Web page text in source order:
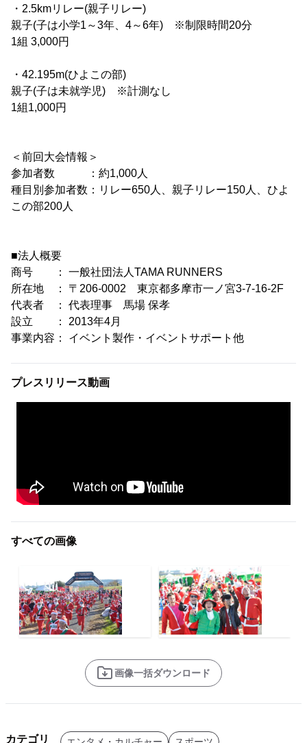
・2.5kmリレー(親子リレー)
親子(子は小学1～3年、4～6年) ※制限時間20分
1組 3,000円
・42.195m(ひよこの部)
親子(子は未就学児) ※計測なし
1組1,000円
＜前回大会情報＞
参加者数 ：約1,000人
種目別参加者数：リレー650人、親子リレー150人、ひよ
この部200人
■法人概要
商号 ： 一般社団法人TAMA RUNNERS
所在地 ： 〒206-0002 東京都多摩市一ノ宮3-7-16-2F
代表者 ： 代表理事 馬場 保孝
設立 ： 2013年4月
事業内容： イベント製作・イベントサポート他
プレスリリース動画
すべての画像
画像一括ダウンロード
カテゴリ